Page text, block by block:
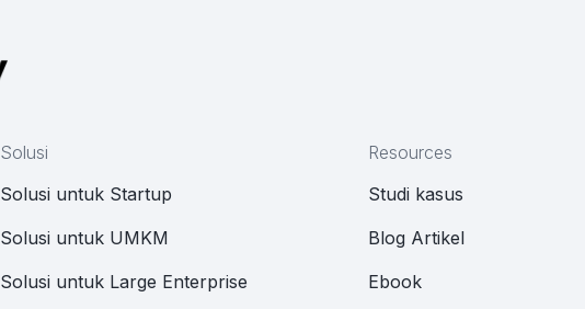
Solusi
Solusi untuk Startup
Solusi untuk UMKM
Solusi untuk Large Enterprise
Resources
Studi kasus
Blog Artikel
Ebook